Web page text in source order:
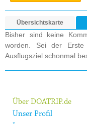
Übersichtskarte
Bisher sind keine
worden. Sei der
Ausflugsziel schonmal
Über DOATRIP.de
Unser Profil